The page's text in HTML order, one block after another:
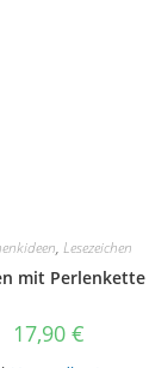
, Lesezeichen
mit
17,90 €